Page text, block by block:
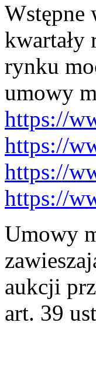
Wstępne
kwartały
rynku
umowy
https://
https://
https://
https://
Umowy
aukcji
art. 39